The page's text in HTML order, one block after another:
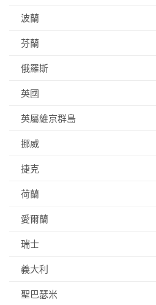
波蘭
芬蘭
俄羅斯
英國
英屬維京群島
挪威
捷克
荷蘭
愛爾蘭
瑞士
義大利
聖巴瑟米